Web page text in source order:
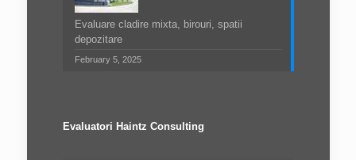
Evaluare cladire mixta, birouri, spatii
depozitare
February 5, 2025
Evaluatori Haintz Consulting